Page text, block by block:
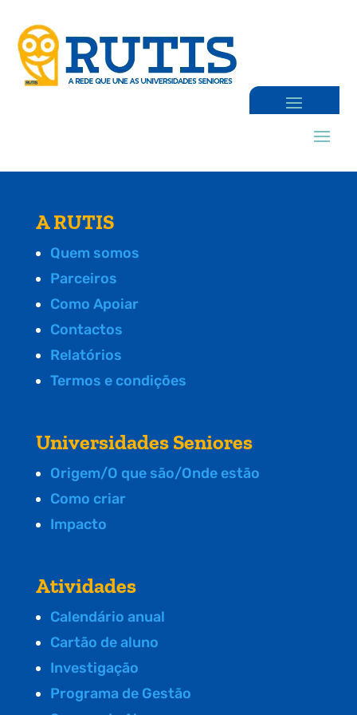
A RUTIS
Quem somos
Parceiros
Como Apoiar
Contactos
Relatórios
Termos e condições
Universidades Seniores
Origem/O que são/Onde estão
Como criar
Impacto
Atividades
Calendário anual
Cartão de aluno
Investigação
Programa de Gestão